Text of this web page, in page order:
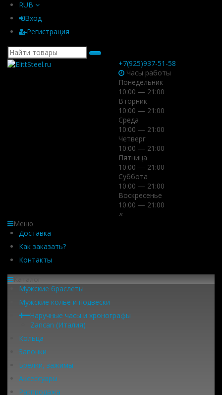
RUB
Вход
Регистрация
+7(925)937-51-58
Часы работы
Понедельник
10:00 — 21:00
Вторник
10:00 — 21:00
Среда
10:00 — 21:00
Четверг
10:00 — 21:00
Пятница
10:00 — 21:00
Суббота
10:00 — 21:00
Воскресенье
10:00 — 21:00
×
Меню
Доставка
Как заказать?
Контакты
Каталог
Мужские браслеты
Мужские колье и подвески
Наручные часы и хронографы
Zancan (Италия)
Кольца
Запонки
Брелки, зажимы
Аксессуары
Распродажа